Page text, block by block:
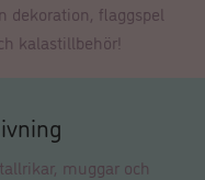
dekoration, flaggspel
kalastillbehör!
muggar och